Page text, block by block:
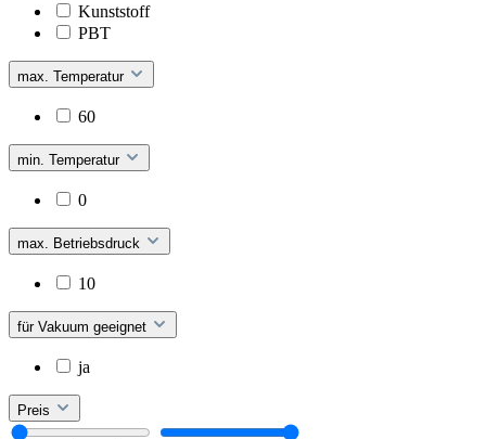
Kunststoff
PBT
max. Temperatur
60
min. Temperatur
0
max. Betriebsdruck
10
für Vakuum geeignet
ja
Preis